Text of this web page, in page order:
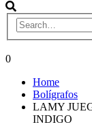
0
Home
Bolígrafos
LAMY
INDIGO